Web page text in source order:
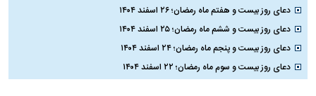
دعای روز بیست و هفتم ماه رمضان؛ ۲۶ اسفند ۱۴۰۴
دعای روز بیست و ششم ماه رمضان؛ ۲۵ اسفند ۱۴۰۴
دعای روز بیست و پنجم ماه رمضان؛ ۲۴ اسفند ۱۴۰۴
دعای روز بیست و سوم ماه رمضان؛ ۲۲ اسفند ۱۴۰۴